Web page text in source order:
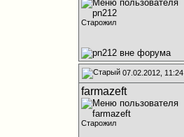
Старожил
07.02.2012, 11:24
farmazeft
Старожил